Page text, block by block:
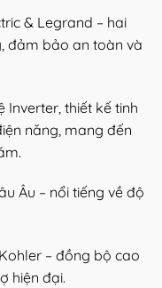
& Legrand – hai
đảm bảo an toàn và
thiết kế tinh
năng, mang đến
Âu – nổi tiếng về độ
– đồng bộ cao
hiện đại.